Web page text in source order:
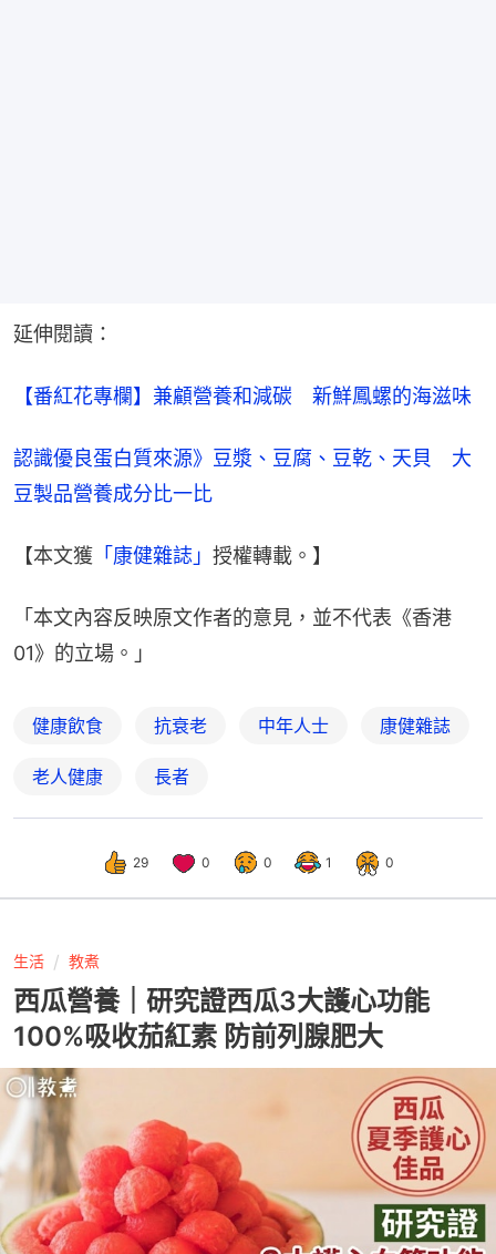
延伸閱讀：
【番紅花專欄】兼顧營養和減碳　新鮮鳳螺的海滋味
認識優良蛋白質來源》豆漿、豆腐、豆乾、天貝　大
豆製品營養成分比一比
【本文獲 「康健雜誌」 授權轉載。】
「本文內容反映原文作者的意見，並不代表《香港
01》的立場。」
健康飲食 抗衰老 中年人士 康健雜誌
老人健康 長者
29 0 0 1 0
生活 教煮
西瓜營養｜研究證西瓜3大護心功能
100%吸收茄紅素 防前列腺肥大